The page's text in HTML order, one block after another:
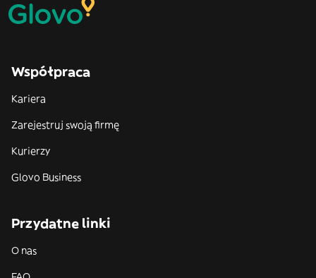
Współpraca
Kariera
Zarejestruj swoją firmę
Kurierzy
Glovo Business
Przydatne linki
O nas